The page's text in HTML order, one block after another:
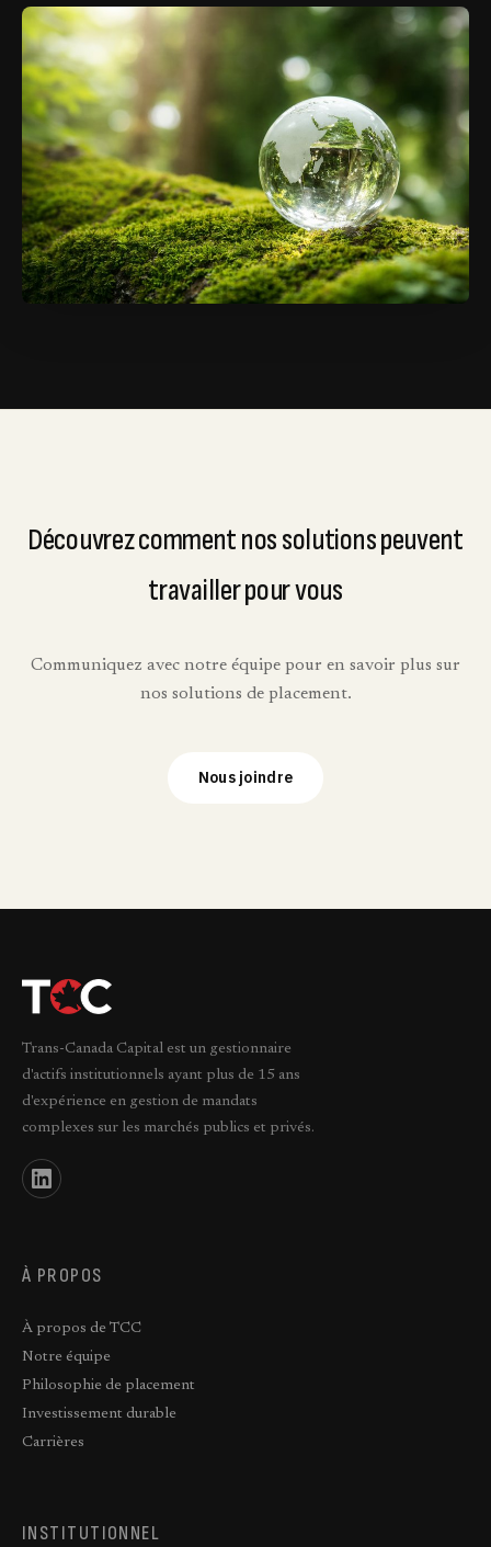
Découvrez comment nos solutions peuvent
travailler pour vous
Communiquez avec notre équipe pour en savoir plus sur
nos solutions de placement.
Nous joindre
Trans-Canada Capital est un gestionnaire
d'actifs institutionnels ayant plus de 15 ans
d'expérience en gestion de mandats
complexes sur les marchés publics et privés.
À PROPOS
À propos de TCC
Notre équipe
Philosophie de placement
Investissement durable
Carrières
INSTITUTIONNEL